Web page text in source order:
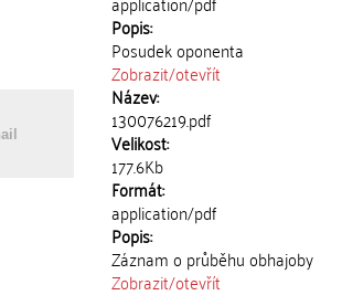
Popis:
Posudek oponenta
Zobrazit/otevřít
Název:
130076219.pdf
Velikost:
177.6Kb
Formát:
application/pdf
Popis:
Záznam o průběhu obhajoby
Zobrazit/otevřít